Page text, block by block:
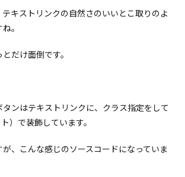
キストリンクの自然さのいいとこ取りのよ
。
だけ面倒です。
ンはテキストリンクに、クラス指定をして
）で装飾しています。
、こんな感じのソースコードになっていま